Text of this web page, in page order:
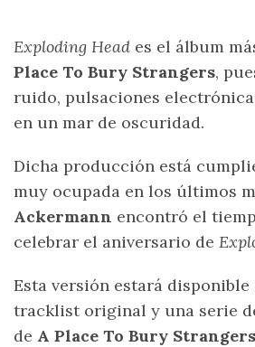
Exploding Head es el álbum
Place To Bury Strangers,
ruido, pulsaciones
en un mar de oscuridad.
Dicha producción está
muy ocupada en los últimos
Ackermann encontró el
celebrar el aniversario de
Esta versión estará
tracklist original y una serie
de A Place To Bury Strangers